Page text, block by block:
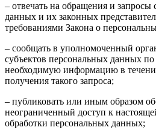
– отвечать на обращения и запросы
данных и их законных
требованиями Закона о
– сообщать в уполномоченный
субъектов персональных данных по
необходимую информацию в
получения такого запроса;
– публиковать или иным образом
неограниченный доступ к
обработки персональных данных;